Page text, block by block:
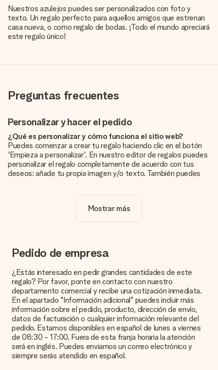
Nuestros azulejos puedes ser personalizados con foto y
texto. Un regalo perfecto para aquellos amigos que estrenan
casa nueva, o como regalo de bodas. ¡Todo el mundo apreciará
este regalo único!
Preguntas frecuentes
Personalizar y hacer el pedido
¿Qué es personalizar y cómo funciona el sitio web?
Puedes comenzar a crear tu regalo haciendo clic en el botón
'Empieza a personalizar'. En nuestro editor de regalos puedes
personalizar el regalo completamente de acuerdo con tus
deseos: añade tu propia imagen y/o texto. También puedes
¿La personalización está incluida en el precio?
El precio que se muestra en el sitio web incluye la
¿Cómo puedo saber si mi imagen tiene la calidad
adecuada?
satisfecho con tu regalo. Por eso es importante utilizar fotos
de alta calidad. Si no estás seguro de la calidad de la imagen,
ponte en contacto con nuestro equipo de atención al cliente e
incluye la foto junto con el regalo que te interesa encargar.
Ellos podrán comprobar la calidad por ti.
¿Qué formatos puedo cargar?
Puedes carga archivos JPG y PNG en nuestro editor. ¿Es
esto demasiado técnico o tienes una imagen de un formato
diferente que te gustaría usar? Ponte en contacto con
Mostrar más
Pedido de empresa
¿Estás interesado en pedir grandes cantidades de este
regalo? Por favor, ponte en contacto con nuestro
departamento comercial y recibe una cotización inmediata.
En el apartado "Información adicional" puedes incluir más
información sobre el pedido, producto, dirección de envío,
datos de facturación o cualquier información relevante del
pedido. Estamos disponibles en español de lunes a viernes
de 08:30 - 17:00. Fuera de esta franja horaria la atención
será en inglés. Puedes enviarnos un correo electrónico y
siempre serás atendido en español.